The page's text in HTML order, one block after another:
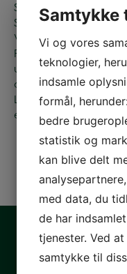
Socialpædagogerne,
Vilkår, Charlotte
Foreningen af Døgn-
unge og Sine Egede
område i
Lab, der arbejder for
efterværnet.
Samtykke
Vi og vores
teknologier,
indsamle
formål,
bedre
statistik og
kan blive delt
med data, du
de har
tjenester. Ved
samtykke til